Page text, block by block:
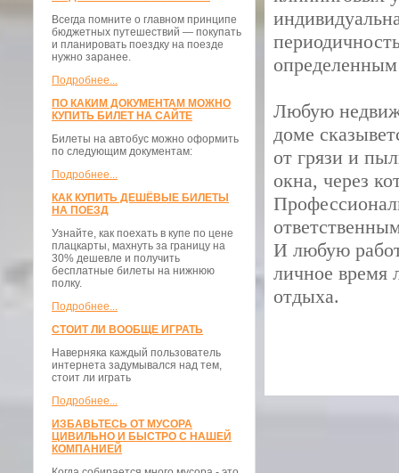
Всегда помните о главном принципе
бюджетных путешествий — покупать
и планировать поездку на поезде
нужно заранее.
Подробнее...
ПО КАКИМ ДОКУМЕНТАМ МОЖНО
КУПИТЬ БИЛЕТ НА САЙТЕ
Билеты на автобус можно оформить
по следующим документам:
Подробнее...
КАК КУПИТЬ ДЕШЁВЫЕ БИЛЕТЫ
НА ПОЕЗД
Узнайте, как поехать в купе по цене
плацкарты, махнуть за границу на
30% дешевле и получить
бесплатные билеты на нижнюю
полку.
Подробнее...
СТОИТ ЛИ ВООБЩЕ ИГРАТЬ
Наверняка каждый пользователь
интернета задумывался над тем,
стоит ли играть
Подробнее...
ИЗБАВЬТЕСЬ ОТ МУСОРА
ЦИВИЛЬНО И БЫСТРО С НАШЕЙ
КОМПАНИЕЙ
Любую
доме
от грязи и
окна, через
И любую
личное время
отдыха.